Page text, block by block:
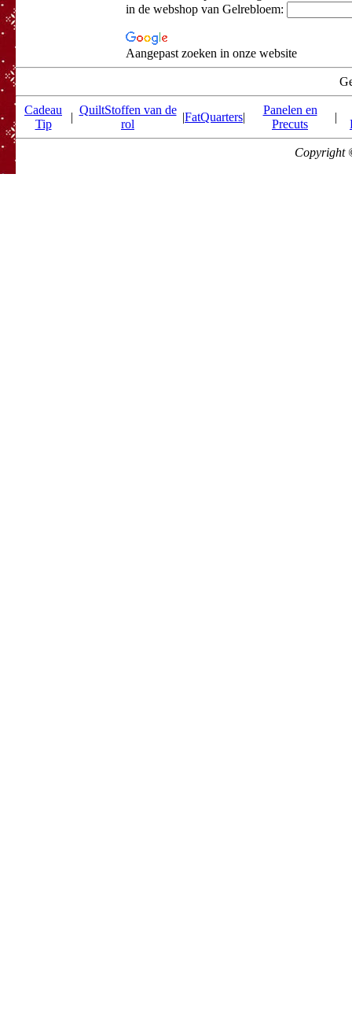
in de webshop van Gelrebloem:
Aangepast zoeken in onze website
Cadeau
Tip
|
QuiltStoffen van de
rol
|FatQuarters|
Panelen en
Precuts
|
Copyright